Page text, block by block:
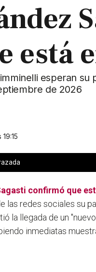
está
esperan
de 2026
confirmó que
las redes sociales su
la llegada de un "nuevo
inmediatas